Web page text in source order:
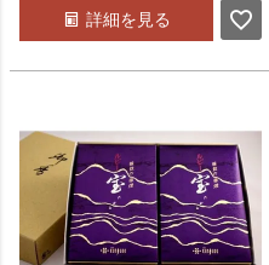
詳細を見る